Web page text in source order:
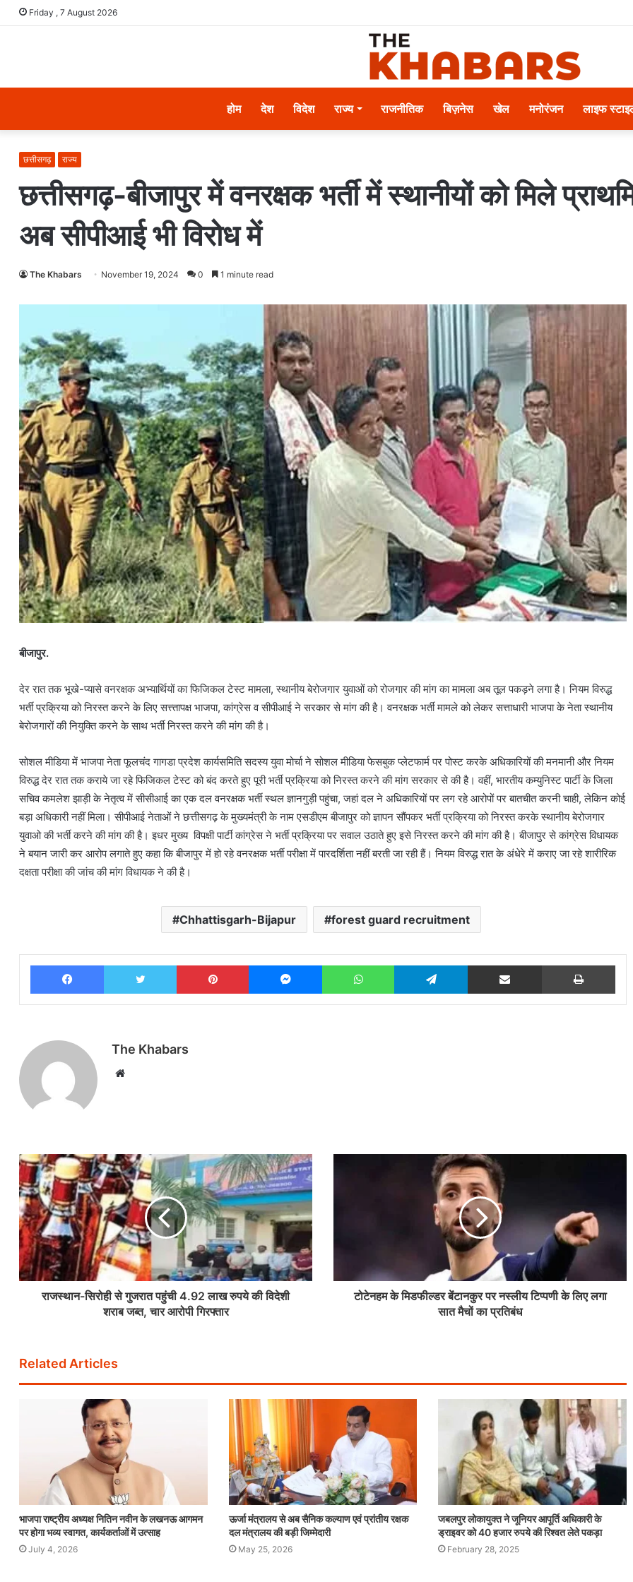
Friday , 7 August 2026
होम देश विदेश राज्य राजनीतिक बिज़नेस खेल मनोरंजन लाइफ
छत्तीसगढ़ राज्य
छत्तीसगढ़-बीजापुर में वनरक्षक भर्ती में स्थानीयों को मिले
अब सीपीआई भी विरोध में
The Khabars November 19, 2024 0 1 minute read
बीजापुर.
देर रात तक भूखे-प्यासे वनरक्षक अभ्यार्थियों का फिजिकल टेस्ट मामला, स्थानीय बेरोजगार युवाओं को रोजगार की मांग का मामला अब तूल पकड़ने लगा है। नियम विरुद्ध
भर्ती प्रक्रिया को निरस्त करने के लिए सत्त्तापक्ष भाजपा, कांग्रेस व सीपीआई ने सरकार से मांग की है। वनरक्षक भर्ती मामले को लेकर सत्ताधारी भाजपा के नेता स्थानीय
बेरोजगारों की नियुक्ति करने के साथ भर्ती निरस्त करने की मांग की है।
सोशल मीडिया में भाजपा नेता फूलचंद गागडा प्रदेश कार्यसमिति सदस्य युवा मोर्चा ने सोशल मीडिया फेसबुक प्लेटफार्म पर पोस्ट करके अधिकारियों की मनमानी और नियम
विरुद्ध देर रात तक कराये जा रहे फिजिकल टेस्ट को बंद करते हुए पूरी भर्ती प्रक्रिया को निरस्त करने की मांग सरकार से की है। वहीं, भारतीय कम्युनिस्ट पार्टी के जिला
सचिव कमलेश झाड़ी के नेतृत्व में सीसीआई का एक दल वनरक्षक भर्ती स्थल ज्ञानगुड़ी पहुंचा, जहां दल ने अधिकारियों पर लग रहे आरोपों पर बातचीत करनी चाही, लेकिन कोई
बड़ा अधिकारी नहीं मिला। सीपीआई नेताओं ने छत्तीसगढ़ के मुख्यमंत्री के नाम एसडीएम बीजापुर को ज्ञापन सौंपकर भर्ती प्रक्रिया को निरस्त करके स्थानीय बेरोजगार
युवाओ की भर्ती करने की मांग की है। इधर मुख्य विपक्षी पार्टी कांग्रेस ने भर्ती प्रक्रिया पर सवाल उठाते हुए इसे निरस्त करने की मांग की है। बीजापुर से कांग्रेस विधायक
ने बयान जारी कर आरोप लगाते हुए कहा कि बीजापुर में हो रहे वनरक्षक भर्ती परीक्षा में पारदर्शिता नहीं बरती जा रही हैं। नियम विरुद्ध रात के अंधेरे में कराए जा रहे शारीरिक
दक्षता परीक्षा की जांच की मांग विधायक ने की है।
Chhattisgarh-Bijapur forest guard recruitment
Facebook Twitter Pinterest Messenger WhatsApp Telegram Share via Email Print
The Khabars
Website
राजस्थान-सिरोही से गुजरात पहुंची 4.92 लाख रुपये की विदेशी
शराब जब्त, चार आरोपी गिरफ्तार
टोटेनहम के मिडफील्डर बेंटानकुर पर नस्लीय टिप्पणी के लिए लगा
सात मैचों का प्रतिबंध
Related Articles
भाजपा राष्ट्रीय अध्यक्ष नितिन नवीन के लखनऊ आगमन
पर होगा भव्य स्वागत, कार्यकर्ताओं में उत्साह
July 4, 2026
ऊर्जा मंत्रालय से अब सैनिक कल्याण एवं प्रांतीय रक्षक
दल मंत्रालय की बड़ी जिम्मेदारी
May 25, 2026
जबलपुर लोकायुक्त ने जूनियर आपूर्ति अधिकारी के
ड्राइवर को 40 हजार रुपये की रिश्वत लेते पकड़ा
February 28, 2025
28
फरवरी
3
राशियों
को
होगा
लाभ
February 27, 2025
होलिका
दहन
लिए
मिलेगा
सिर्फ
1
समय